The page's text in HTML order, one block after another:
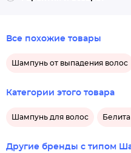
Все похожие товары
Шампунь от выпадения волос
Категории этого товара
Шампунь для волос
Другие бренды с типом